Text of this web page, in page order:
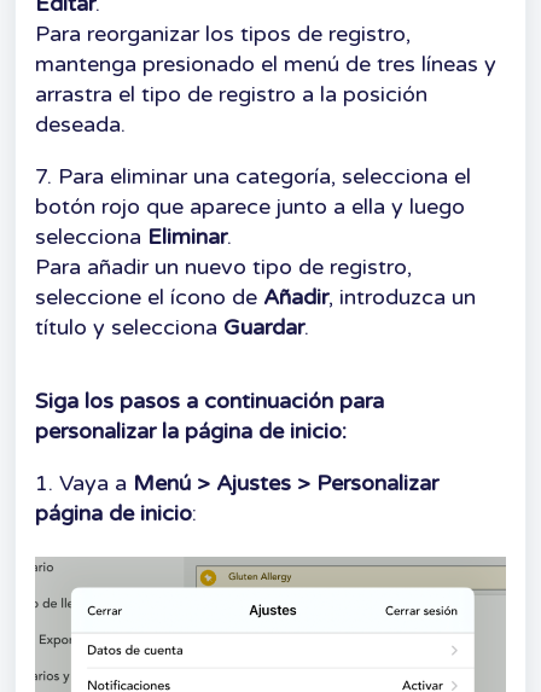
Para reorganizar los tipos de registro,
mantenga presionado el menú de tres líneas y
arrastra el tipo de registro a la posición
deseada.
7. Para eliminar una categoría, selecciona el
botón rojo que aparece junto a ella y luego
selecciona Eliminar.
Para añadir un nuevo tipo de registro,
seleccione el ícono de Añadir, introduzca un
título y selecciona Guardar.
Siga los pasos a continuación para
personalizar la página de inicio:
1. Vaya a Menú > Ajustes > Personalizar
página de inicio: